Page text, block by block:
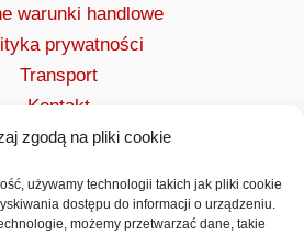
zgodą na pliki cookie
używamy technologii takich jak pliki cookie
dostępu do informacji o urządzeniu.
możemy przetwarzać dane, takie
warunki handlowe
prywatności
Transport
Kontakt